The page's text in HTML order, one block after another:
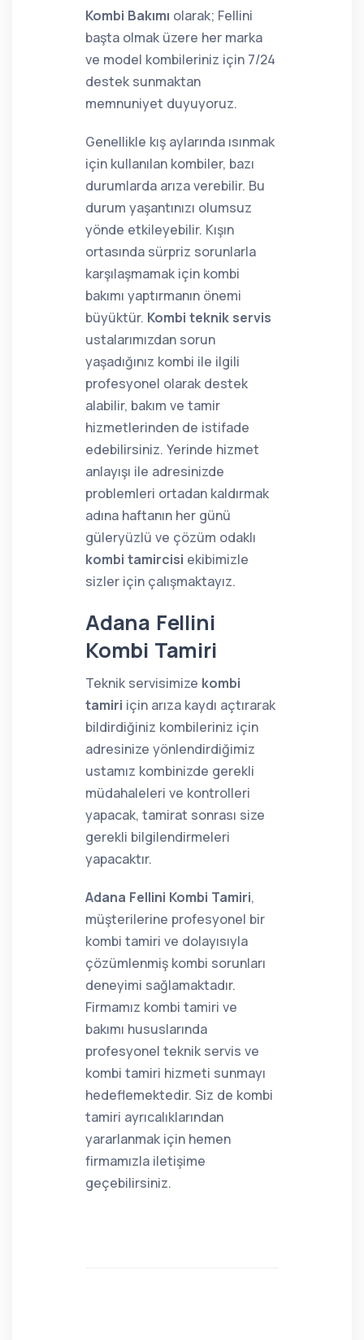
Kombi Bakımı olarak; Fellini
başta olmak üzere her marka
ve model kombileriniz için 7/24
destek sunmaktan
memnuniyet duyuyoruz.
Genellikle kış aylarında ısınmak
için kullanılan kombiler, bazı
durumlarda arıza verebilir. Bu
durum yaşantınızı olumsuz
yönde etkileyebilir. Kışın
ortasında sürpriz sorunlarla
karşılaşmamak için kombi
bakımı yaptırmanın önemi
büyüktür. Kombi teknik servis
ustalarımızdan sorun
yaşadığınız kombi ile ilgili
profesyonel olarak destek
alabilir, bakım ve tamir
hizmetlerinden de istifade
edebilirsiniz. Yerinde hizmet
anlayışı ile adresinizde
problemleri ortadan kaldırmak
adına haftanın her günü
güleryüzlü ve çözüm odaklı
kombi tamircisi ekibimizle
sizler için çalışmaktayız.
Adana Fellini
Kombi Tamiri
Teknik servisimize kombi
tamiri için arıza kaydı açtırarak
bildirdiğiniz kombileriniz için
adresinize yönlendirdiğimiz
ustamız kombinizde gerekli
müdahaleleri ve kontrolleri
yapacak, tamirat sonrası size
gerekli bilgilendirmeleri
yapacaktır.
Adana Fellini Kombi Tamiri,
müşterilerine profesyonel bir
kombi tamiri ve dolayısıyla
çözümlenmiş kombi sorunları
deneyimi sağlamaktadır.
Firmamız kombi tamiri ve
bakımı hususlarında
profesyonel teknik servis ve
kombi tamiri hizmeti sunmayı
hedeflemektedir. Siz de kombi
tamiri ayrıcalıklarından
yararlanmak için hemen
firmamızla iletişime
geçebilirsiniz.